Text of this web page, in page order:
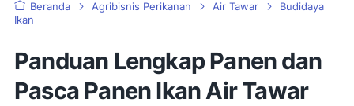
Beranda Agribisnis Perikanan Air Tawar
Budidaya
Ikan
Panduan Lengkap Panen dan
Pasca Panen Ikan Air Tawar